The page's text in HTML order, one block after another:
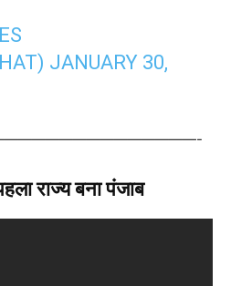
JANUARY 30,
राज्य बना पंजाब